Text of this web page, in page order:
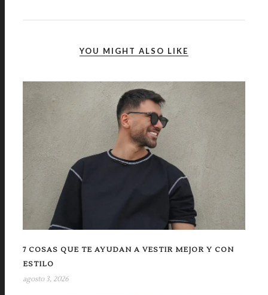
YOU MIGHT ALSO LIKE
7 COSAS QUE TE AYUDAN A VESTIR MEJOR Y CON
ESTILO
agosto 3, 2026